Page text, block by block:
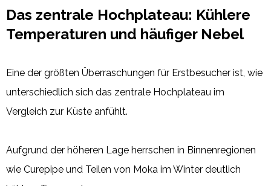
Das zentrale Hochplateau: Kühlere
Temperaturen und häufiger Nebel
Eine der größten Überraschungen für Erstbesucher ist, wie
unterschiedlich sich das zentrale Hochplateau im
Vergleich zur Küste anfühlt.
Aufgrund der höheren Lage herrschen in Binnenregionen
wie Curepipe und Teilen von Moka im Winter deutlich